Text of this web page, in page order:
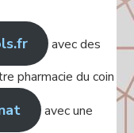
avec des
pharmacie du coin
avec une